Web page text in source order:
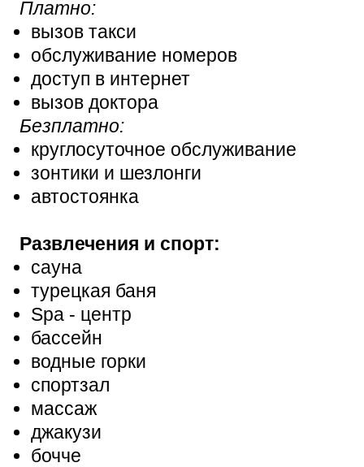
Платно:
вызов такси
обслуживание номеров
доступ в интернет
вызов доктора
Безплатно:
круглосуточное обслуживание
зонтики и шезлонги
автостоянка
Развлечения и спорт:
сауна
турецкая баня
Spa - центр
бассейн
водные горки
спортзал
массаж
джакузи
бочче